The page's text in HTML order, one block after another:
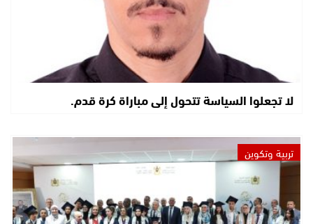
لا تجعلوا السياسة تتحول إلى مباراة كرة قدم.
تربية وتكوين